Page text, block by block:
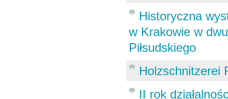
Historyczna
w Krakowie w
Piłsudskiego
Holzschnitzerei
II rok